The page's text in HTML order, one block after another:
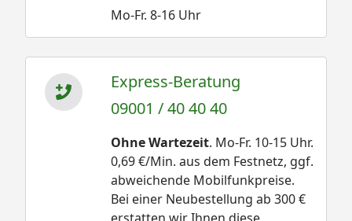
Mo-Fr. 8-16 Uhr
Express-Beratung
09001 / 40 40 40
Ohne Wartezeit. Mo-Fr. 10-15 Uhr.
0,69 €/Min. aus dem Festnetz, ggf.
abweichende Mobilfunkpreise.
Bei einer Neubestellung ab 300 €